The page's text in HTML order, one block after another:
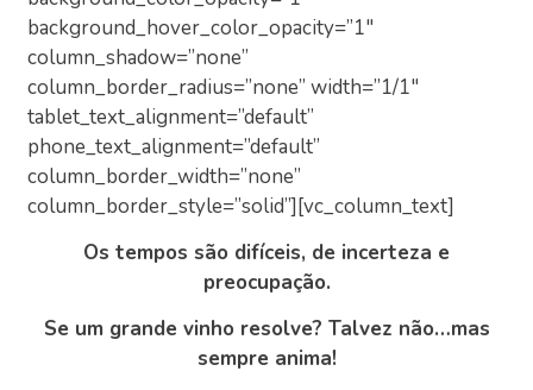
background_hover_color_opacity=”1″
column_shadow=”none”
column_border_radius=”none” width=”1/1″
tablet_text_alignment=”default”
phone_text_alignment=”default”
column_border_width=”none”
column_border_style=”solid”][vc_column_text]
Os tempos são difíceis, de incerteza e
preocupação.
Se um grande vinho resolve? Talvez não…mas
sempre anima!